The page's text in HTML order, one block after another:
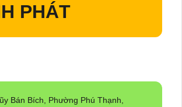
PHÁT
Bán Bích, Phường Phú Thạnh,